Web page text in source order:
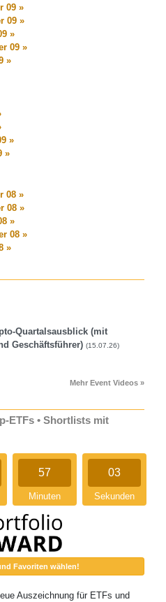
09 »
09 »
»
09 »
»
»
»
08 »
08 »
»
08 »
»
Quartalsausblick (mit
Geschäftsführer) (15.07.26)
Mehr Event Videos »
ETFs • Shortlists mit
57
Minuten
03
Sekunden
Favoriten wählen!
Auszeichnung für ETFs und